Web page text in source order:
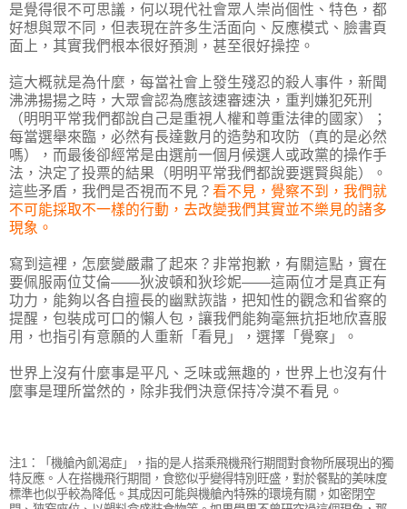
是覺得很不可思議，何以現代社會眾人崇尚個性、特色，都
好想與眾不同，但表現在許多生活面向、反應模式、臉書頁
面上，其實我們根本很好預測，甚至很好操控。
這大概就是為什麼，每當社會上發生殘忍的殺人事件，新聞
沸沸揚揚之時，大眾會認為應該速審速決，重判嫌犯死刑
（明明平常我們都說自己是重視人權和尊重法律的國家）；
每當選舉來臨，必然有長達數月的造勢和攻防（真的是必然
嗎），而最後卻經常是由選前一個月候選人或政黨的操作手
法，決定了投票的結果（明明平常我們都說要選賢與能）。
這些矛盾，我們是否視而不見？ 看不見，覺察不到，我們就
不可能採取不一樣的行動，去改變我們其實並不樂見的諸多
現象。
寫到這裡，怎麼變嚴肅了起來？非常抱歉，有關這點，實在
要佩服兩位艾倫——狄波頓和狄珍妮——這兩位才是真正有
功力，能夠以各自擅長的幽默詼諧，把知性的觀念和省察的
提醒，包裝成可口的懶人包，讓我們能夠毫無抗拒地欣喜服
用，也指引有意願的人重新「看見」，選擇「覺察」。
世界上沒有什麼事是平凡、乏味或無趣的，世界上也沒有什
麼事是理所當然的，除非我們決意保持冷漠不看見。
注1：「機艙內飢渴症」，指的是人搭乘飛機飛行期間對食物所展現出的獨
特反應。人在搭機飛行期間，食慾似乎變得特別旺盛，對於餐點的美味度
標準也似乎較為降低。其成因可能與機艙內特殊的環境有關，如密閉空